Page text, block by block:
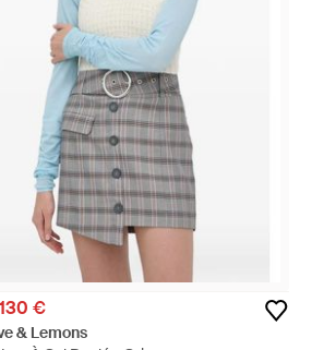
130 €
& Lemons